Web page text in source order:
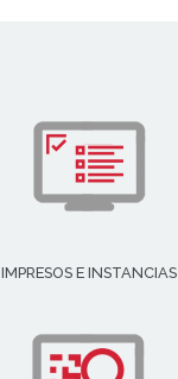
IMPRESOS E INSTANCIAS